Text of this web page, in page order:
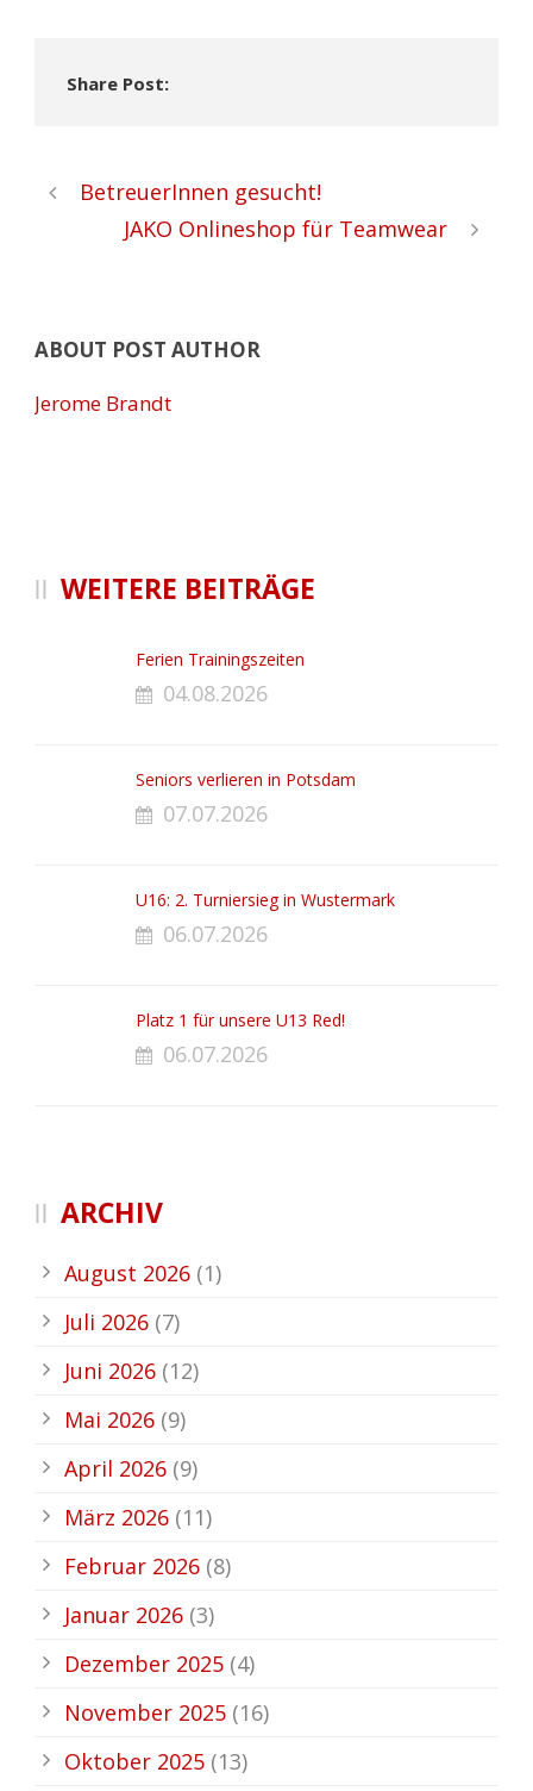
Share Post:
BetreuerInnen gesucht!
JAKO Onlineshop für Teamwear
ABOUT POST AUTHOR
Jerome Brandt
WEITERE BEITRÄGE
Ferien Trainingszeiten
04.08.2026
Seniors verlieren in Potsdam
07.07.2026
U16: 2. Turniersieg in Wustermark
06.07.2026
Platz 1 für unsere U13 Red!
06.07.2026
ARCHIV
August 2026 (1)
Juli 2026 (7)
Juni 2026 (12)
Mai 2026 (9)
April 2026 (9)
März 2026 (11)
Februar 2026 (8)
Januar 2026 (3)
Dezember 2025 (4)
November 2025 (16)
Oktober 2025 (13)